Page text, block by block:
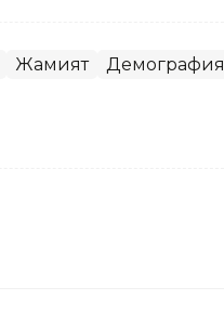
Жамият Демография